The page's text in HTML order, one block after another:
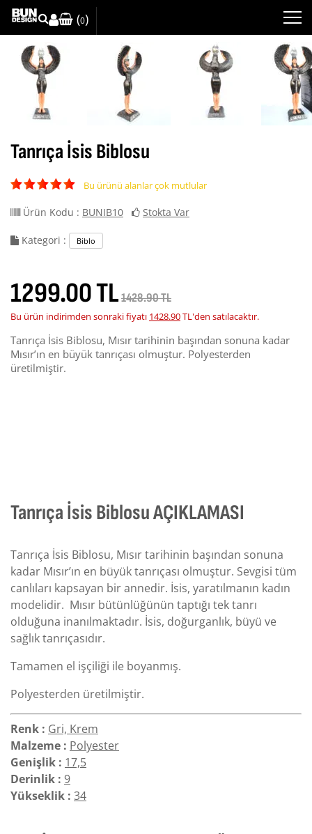
(0)
Tanrıça İsis Biblosu
Bu ürünü alanlar çok mutlular
Ürün Kodu : BUNIB10 Stokta Var
Kategori : Biblo
1299.00 TL1428.90 TL
Bu ürün indirimden sonraki fiyatı 1428.90TL'den satılacaktır.
Tanrıça İsis Biblosu, Mısır tarihinin başından sonuna kadar
Mısır’ın en büyük tanrıçası olmuştur. Polyesterden
üretilmiştir.
Tanrıça İsis Biblosu AÇIKLAMASI
Tanrıça İsis Biblosu, Mısır tarihinin başından sonuna
kadar Mısır’ın en büyük tanrıçası olmuştur. Sevgisi tüm
canlıları kapsayan bir annedir. İsis, yaratılmanın kadın
modelidir. Mısır bütünlüğünün taptığı tek tanrı
olduğuna inanılmaktadır. İsis, doğurganlık, büyü ve
sağlık tanrıçasıdır.
Tamamen el işçiliği ile boyanmış.
Polyesterden üretilmiştir.
Renk : Gri, Krem
Malzeme : Polyester
Genişlik : 17,5
Derinlik : 9
Yükseklik : 34